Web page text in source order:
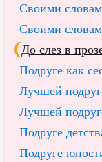
Своими
Своими
До слез в
Подруге как
Лучшей
Лучшей
Подруге
Подруге